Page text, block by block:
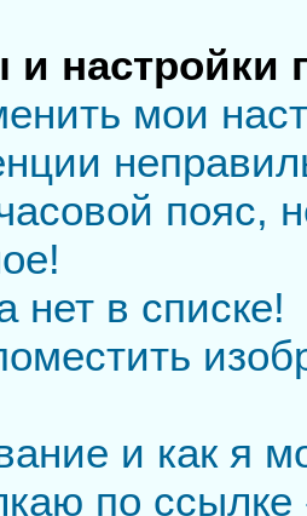
настройки
мои
пояс,
нет в списке!
и как я
по